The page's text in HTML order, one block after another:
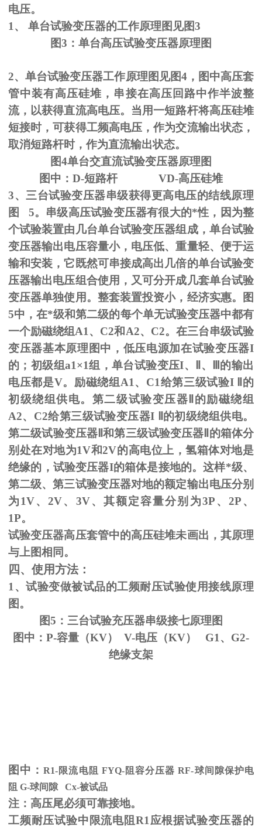
电压。
1、 单台试验变压器的工作原理图见图3
图3 ：单台高压试验变压器原理图
2、单台试验变压器工作原理图见图4 ，图中高压套
管中装有高压硅堆，串接在高压回路中作半波整
流，以获得直流高电压。当用一短路杆将高压硅堆
短接时，可获得工频高电压，作为交流输出状态，
取消短路杆时，作为直流输出状态。
图4单台交直流试验变压器原理图
图中： D-短路杆 VD-高压硅堆
3、三台试验变压器串级获得更高电压的结线原理
图 5。串级高压试验变压器有很大的*性，因为整
个试验装置由几台单台试验变压器组成，单台试验
变压器输出电压容量小，电压低、重量轻、便于运
输和安装，它既然可串接成高出几倍的单台试验变
压器输出电压组合使用，又可分开成几套单台试验
变压器单独使用。整套装置投资小，经济实惠。图
5中，在*级和第二级的每个单无试验变压器中都有
一个励磁绕组 A1 、 C2和 A2、 C2。在三台串级试验
变压器基本原理图中，低压电源加在试验变压器I
的；初级组a1×1组，单台试验变压I、 、
的输出
电压都是V。励磁绕组 A1 、 C1给第三级试验I
Ⅱ的
初级绕组供电。第二级试验变压器Ⅱ的励磁绕组
A2、C2给第三级试验变压器I Ⅱ的初级绕组供电。
第二级试验变压器Ⅱ和第三级试验变压器Ⅱ的箱体分
别处在对地为1V和2V的高电位上，氢箱体对地是
绝缘的，试验变压器I的箱体是接地的。这样*级、
第二级、第三试验变压器对地的额定输出电压分别
为1V、2V、3V、其额定容量分别为3P、2P、
1P。
试验变压器高压套管中的高压硅堆未画出，其原理
与上图相同。
四、使用方法：
1、试验变做被试品的工频耐压试验使用接线原理
图。
图5：三台试验充压器串级接七原理图
图中：P-容量（KV） V-电压（KV） G1、G2-
绝缘支架
图中：R1-限流电阻 FYQ-阻容分压器RF-球间隙保护电
阻 G-球间隙 Cx-被试品
注：高压尾必须可靠接地。
工频耐压试验中限流电阻 R1 应根据试验变压器的